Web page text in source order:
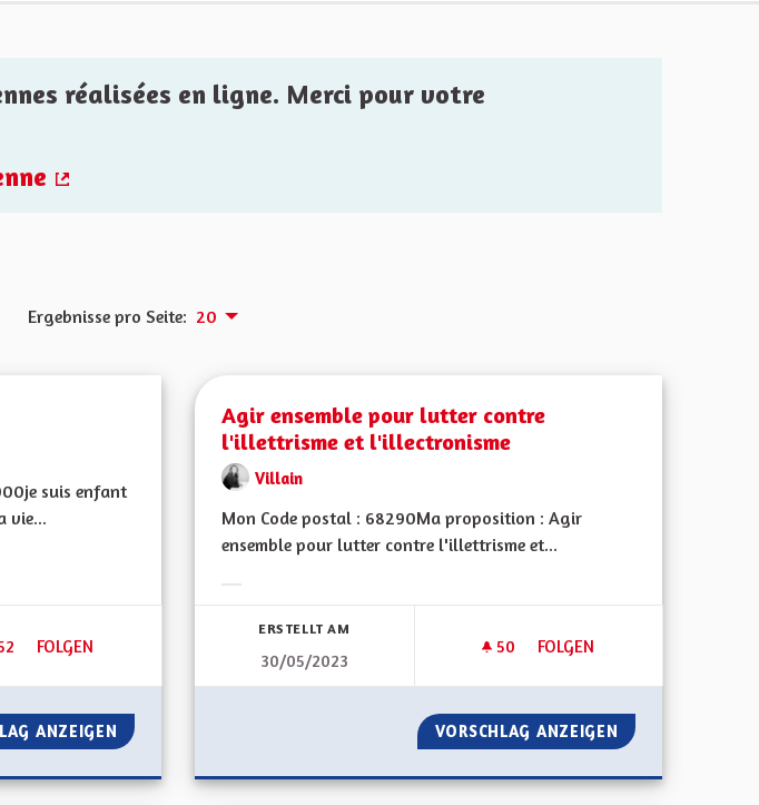
réalisées en ligne. Merci pour votre
Ergebnisse pro Seite: 20
suis enfant
vie...
52 FOLLOWER
FOLGEN
AIDE AUX PERSONNES ÂGÉES
ANZEIGEN AIDE AUX PERSONNES ÂGÉES
Agir ensemble pour lutter contre
l'illettrisme et l'illectronisme
Villain
Mon Code postal : 68290Ma proposition : Agir
ensemble pour lutter contre l'illettrisme et...
ERSTELLT AM
30/05/2023
50 50 FOLLOWER
FOLGEN
AGIR ENSEMBLE POUR
VORSCHLAG ANZEIGEN AGIR